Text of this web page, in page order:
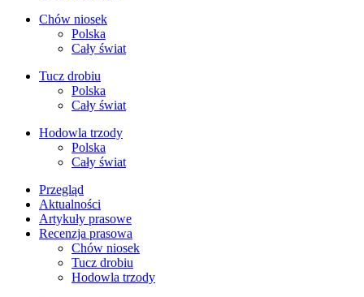
Chów niosek
Polska
Cały świat
Tucz drobiu
Polska
Cały świat
Hodowla trzody
Polska
Cały świat
Przegląd
Aktualności
Artykuły prasowe
Recenzja prasowa
Chów niosek
Tucz drobiu
Hodowla trzody